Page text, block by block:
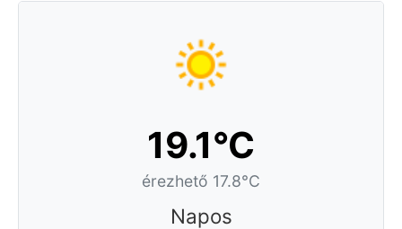
19.1°C
érezhető 17.8°C
Napos